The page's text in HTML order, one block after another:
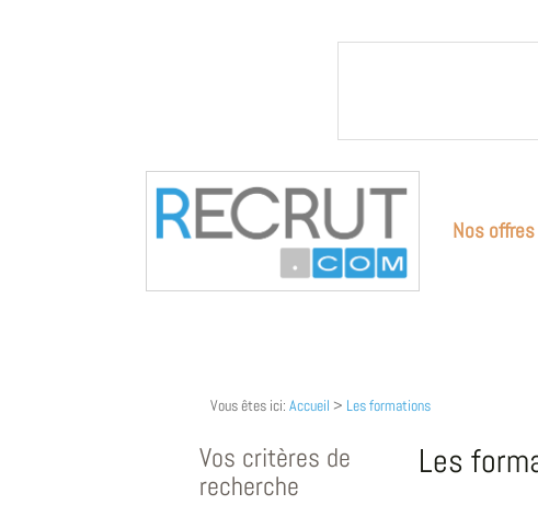
Nos offres
Vous êtes ici: Accueil > Les formations
Vos critères de
recherche
Les